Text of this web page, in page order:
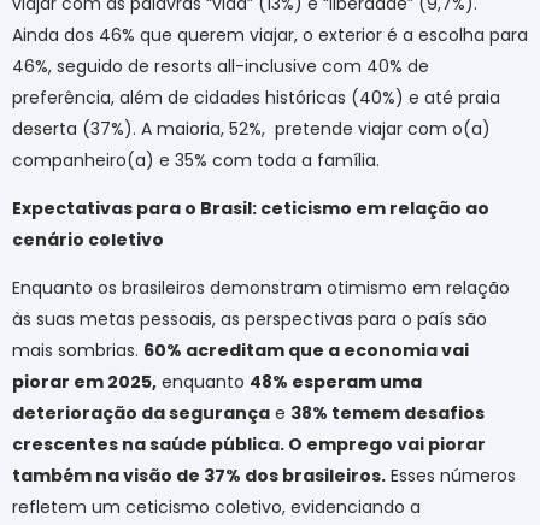
Ainda dos 46% que querem viajar, o exterior é a escolha para
46%, seguido de resorts all-inclusive com 40% de
preferência, além de cidades históricas (40%) e até praia
deserta (37%). A maioria, 52%, pretende viajar com o(a)
companheiro(a) e 35% com toda a família.
Expectativas para o Brasil: ceticismo em relação ao
cenário coletivo
Enquanto os brasileiros demonstram otimismo em relação
às suas metas pessoais, as perspectivas para o país são
mais sombrias. 60% acreditam que a economia vai
piorar em 2025, enquanto 48% esperam uma
deterioração da segurança e 38% temem desafios
crescentes na saúde pública. O emprego vai piorar
também na visão de 37% dos brasileiros. Esses números
refletem um ceticismo coletivo, evidenciando a